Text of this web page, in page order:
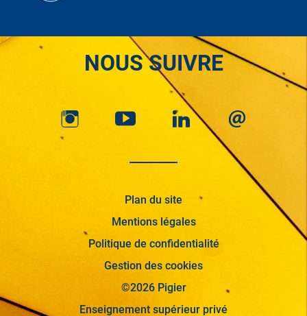
NOUS SUIVRE
Plan du site
Mentions légales
Politique de confidentialité
Gestion des cookies
©2026 Pigier
Enseignement supérieur privé